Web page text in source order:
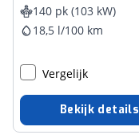
140 pk (103 kW)
18,5 l/100 km
Vergelijk
Bekijk details